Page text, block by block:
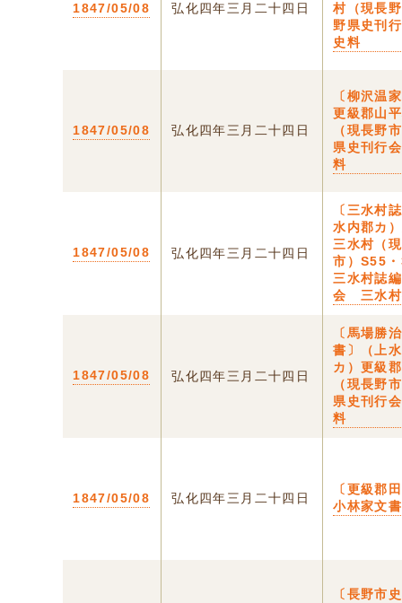
1847/05/08 弘化四年三月二十四日
村（現長
野県史刊
史料
1847/05/08 弘化四年三月二十四日
〔柳沢温
更級郡山
（現長野
県史刊行
料
1847/05/08 弘化四年三月二十四日
〔三水村
水内郡カ
三水村（
市）S55
三水村誌
会 三水村
1847/05/08 弘化四年三月二十四日
〔馬場勝
書〕（上
カ）更級
（現長野
県史刊行
料
1847/05/08 弘化四年三月二十四日
〔更級郡
小林家文
〔長野市